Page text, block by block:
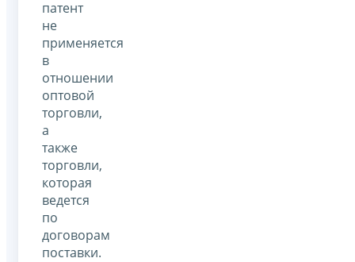
патент
не
применяется
в
отношении
оптовой
торговли,
а
также
торговли,
которая
ведется
по
договорам
поставки.